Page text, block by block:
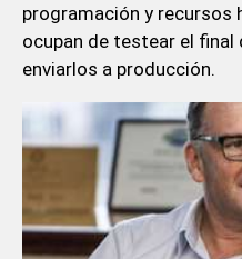
programación y recursos
ocupan de testear el
enviarlos a producción.